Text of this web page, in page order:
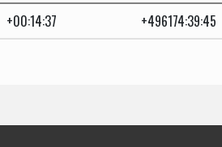
+00:14:37
+496174:39:45